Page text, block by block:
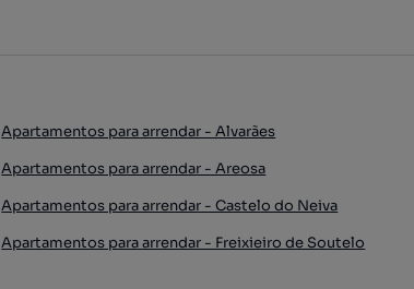
Apartamentos para arrendar - Alvarães
Apartamentos para arrendar - Areosa
Apartamentos para arrendar - Castelo do Neiva
Apartamentos para arrendar - Freixieiro de Soutelo